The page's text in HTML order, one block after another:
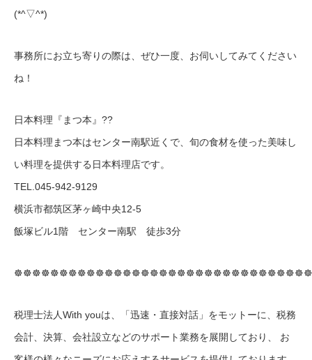
(*^▽^*)
事務所にお立ち寄りの際は、ぜひ一度、お伺いしてみてください
ね！
日本料理『まつ本』??
日本料理まつ本はセンター南駅近くで、旬の食材を使った美味し
い料理を提供する日本料理店です。
TEL.045-942-9129
横浜市都筑区茅ヶ崎中央12-5
飯塚ビル1階 センター南駅 徒歩3分
☸☸☸☸☸☸☸☸☸☸☸☸☸☸☸☸☸☸☸☸☸☸☸☸☸☸☸☸☸☸☸☸☸
税理士法人With youは、「迅速・直接対話」をモットーに、税務
会計、決算、会社設立などのサポート業務を展開しており、 お